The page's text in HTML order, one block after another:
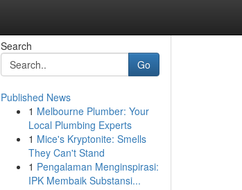
Search
Go
Published News
1 Melbourne Plumber: Your
Local Plumbing Experts
1 Mice's Kryptonite: Smells
They Can't Stand
1 Pengalaman Menginspirasi:
IPK Membaik Substansi...